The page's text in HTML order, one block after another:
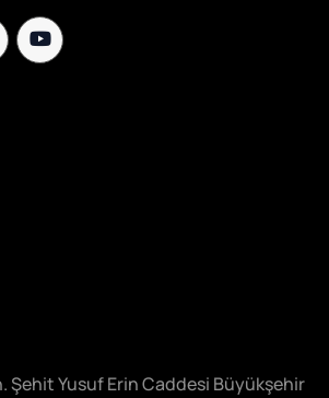
Şehit Yusuf Erin Caddesi Büyükşehir